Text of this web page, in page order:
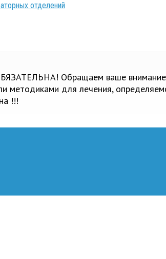
отделений
Обращаем ваше
методиками для лечения,
!!!